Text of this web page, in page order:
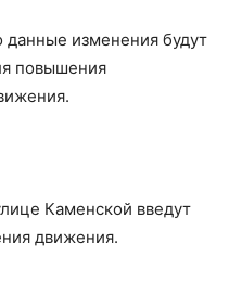
данные изменения будут
повышения
Каменской введут
движения.